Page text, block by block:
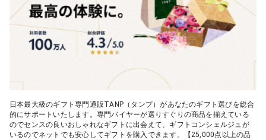
日本最大級のギフト専門通販TANP（タンプ）があなたのギフト選びを総合
的にサポートいたします。専門バイヤーが選りすぐりの商品を揃えている
のでセンスの良いおしゃれなギフトに出会えて、ギフトコンシェルジュが
いるのでネットでも安心してギフトを購入できます。【25,000点以上の品